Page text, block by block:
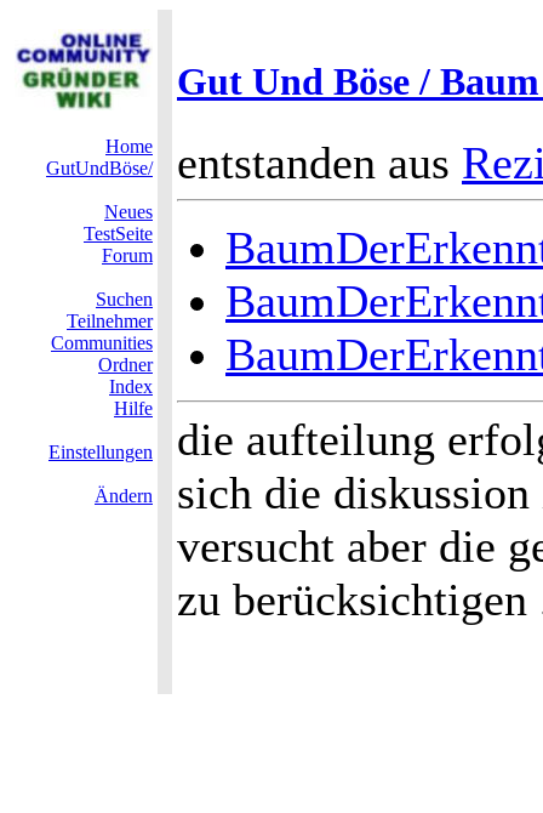
Gut Und Böse /
Home
GutUndBöse/
Neues
TestSeite
Forum
Suchen
Teilnehmer
Communities
Ordner
Index
Hilfe
Einstellungen
Ändern
entstanden aus
die aufteilung
sich die
versucht aber die
zu berücksichtigen